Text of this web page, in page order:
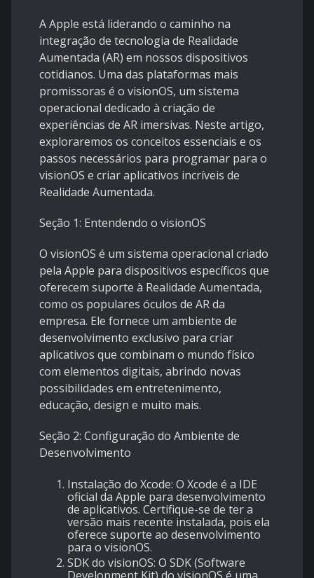
A Apple está liderando o caminho na
integração de tecnologia de Realidade
Aumentada (AR) em nossos dispositivos
cotidianos. Uma das plataformas mais
promissoras é o visionOS, um sistema
operacional dedicado à criação de
experiências de AR imersivas. Neste artigo,
exploraremos os conceitos essenciais e os
passos necessários para programar para o
visionOS e criar aplicativos incríveis de
Realidade Aumentada.
Seção 1: Entendendo o visionOS
O visionOS é um sistema operacional criado
pela Apple para dispositivos específicos que
oferecem suporte à Realidade Aumentada,
como os populares óculos de AR da
empresa. Ele fornece um ambiente de
desenvolvimento exclusivo para criar
aplicativos que combinam o mundo físico
com elementos digitais, abrindo novas
possibilidades em entretenimento,
educação, design e muito mais.
Seção 2: Configuração do Ambiente de
Desenvolvimento
Instalação do Xcode: O Xcode é a IDE
oficial da Apple para desenvolvimento
de aplicativos. Certifique-se de ter a
versão mais recente instalada, pois ela
oferece suporte ao desenvolvimento
para o visionOS.
SDK do visionOS: O SDK (Software